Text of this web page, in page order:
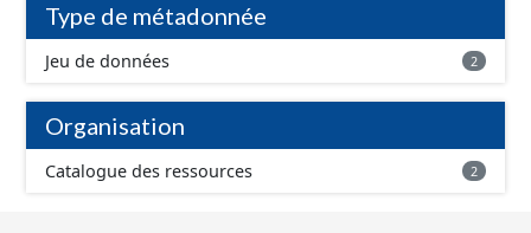
Type de métadonnée
Jeu de données 2
Organisation
Catalogue des ressources 2